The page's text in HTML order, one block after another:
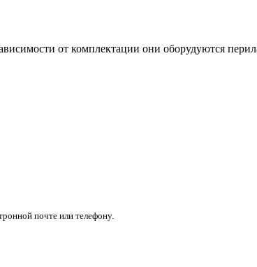
от комплектации они оборудуются
почте или телефону.